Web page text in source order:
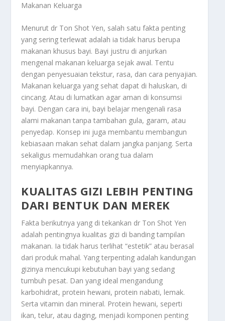
Makanan Keluarga
Menurut dr Ton Shot Yen, salah satu fakta penting
yang sering terlewat adalah ia tidak harus berupa
makanan khusus bayi. Bayi justru di anjurkan
mengenal makanan keluarga sejak awal. Tentu
dengan penyesuaian tekstur, rasa, dan cara penyajian.
Makanan keluarga yang sehat dapat di haluskan, di
cincang. Atau di lumatkan agar aman di konsumsi
bayi. Dengan cara ini, bayi belajar mengenali rasa
alami makanan tanpa tambahan gula, garam, atau
penyedap. Konsep ini juga membantu membangun
kebiasaan makan sehat dalam jangka panjang. Serta
sekaligus memudahkan orang tua dalam
menyiapkannya.
KUALITAS GIZI LEBIH PENTING
DARI BENTUK DAN MEREK
Fakta berikutnya yang di tekankan dr Ton Shot Yen
adalah pentingnya kualitas gizi di banding tampilan
makanan. Ia tidak harus terlihat “estetik” atau berasal
dari produk mahal. Yang terpenting adalah kandungan
gizinya mencukupi kebutuhan bayi yang sedang
tumbuh pesat. Dan yang ideal mengandung
karbohidrat, protein hewani, protein nabati, lemak.
Serta vitamin dan mineral. Protein hewani, seperti
ikan, telur, atau daging, menjadi komponen penting